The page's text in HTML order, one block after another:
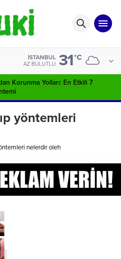
İSTANBUL
AZ BULUTLU 31°C
Korunma Yolları: En Etkili 7
yöntemleri
nelerdir oleh